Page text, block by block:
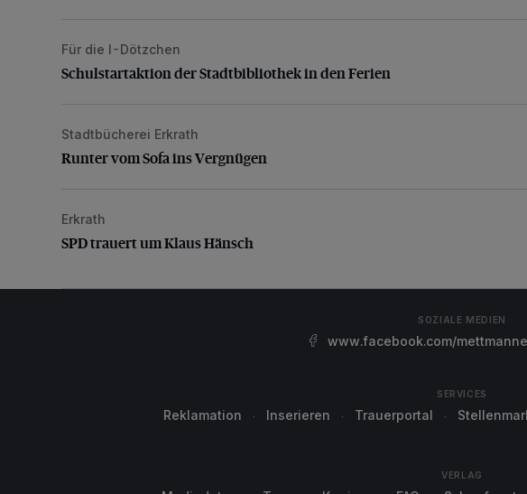
Schulstartaktion der Stadtbibliothek in den Ferien
Für die I-Dötzchen
Schulstartaktion der Stadtbibliothek in den Ferien
Runter vom Sofa ins Vergnügen
Stadtbücherei Erkrath
Runter vom Sofa ins Vergnügen
SPD trauert um Klaus Hänsch
Erkrath
SPD trauert um Klaus Hänsch
SOZIALE MEDIEN
www.facebook.com/
SERVICES
Reklamation Inserieren Trauerportal
VERLAG